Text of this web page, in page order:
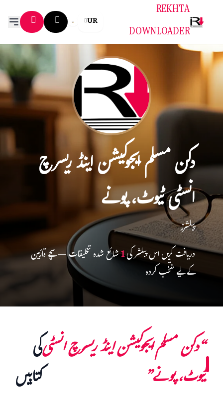
REKHTA
DOWNLOADER
UR
دکن مسلم ایجوکیشن اینڈ ریسرچ
انسٹی ٹیوٹ، پونے
پبلشرز
دریافت کریں اس پبلشر کی1شائع شدہ تخلیقات — سچے قارئین
کے لیے منتخب کردہ
“دکن مسلم ایجوکیشن اینڈ ریسرچ انسٹی
ٹیوٹ، پونے”
کی
کتابیں